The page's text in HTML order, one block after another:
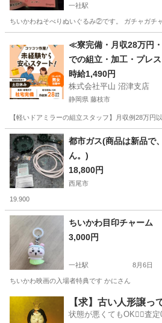
一社駅
ちいかわねそべりぬいぐるみ②です。 ガチャガチ
一社駅 その他 ち
≪寮完備・月収28万円
での組立・加工・プレ
時給1,490円
株式会社平山 沼津支店
静岡県 藤枝市
【軽いドアミラーの組立スタッフ】月収例28万
静岡 藤枝市 その他
都市ガス(商品は新品で
ん。)
18,800円
西尾市
19.900
愛知 西尾市 家庭用品 都市ガス
ちいかわ目印チャーム
3,000円
一社駅 8月6日
ちいかわ映画の入場者特典です かにさん
一社駅 ノベルティグ
【求】古い人形譲っ
状態が悪くてもOK🙆‍♀️査定